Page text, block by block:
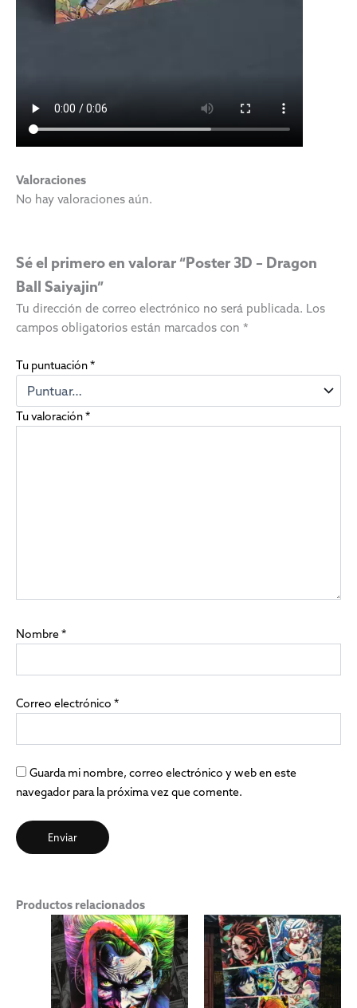
Valoraciones
No hay valoraciones aún.
Sé el primero en valorar “Poster 3D – Dragon
Ball Saiyajin”
Tu dirección de correo electrónico no será publicada. Los
campos obligatorios están marcados con *
Tu puntuación*
Tu valoración*
Nombre*
Correo electrónico *
Guarda mi nombre, correo electrónico y web en este
navegador para la próxima vez que comente.
Productos relacionados